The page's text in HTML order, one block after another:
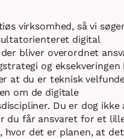
virksomhed, så vi
digital
bliver overordnet
og eksekveringen
at du er teknisk
om de digitale
Du er dog ikke
du får ansvaret for et
hvor det er planen, at